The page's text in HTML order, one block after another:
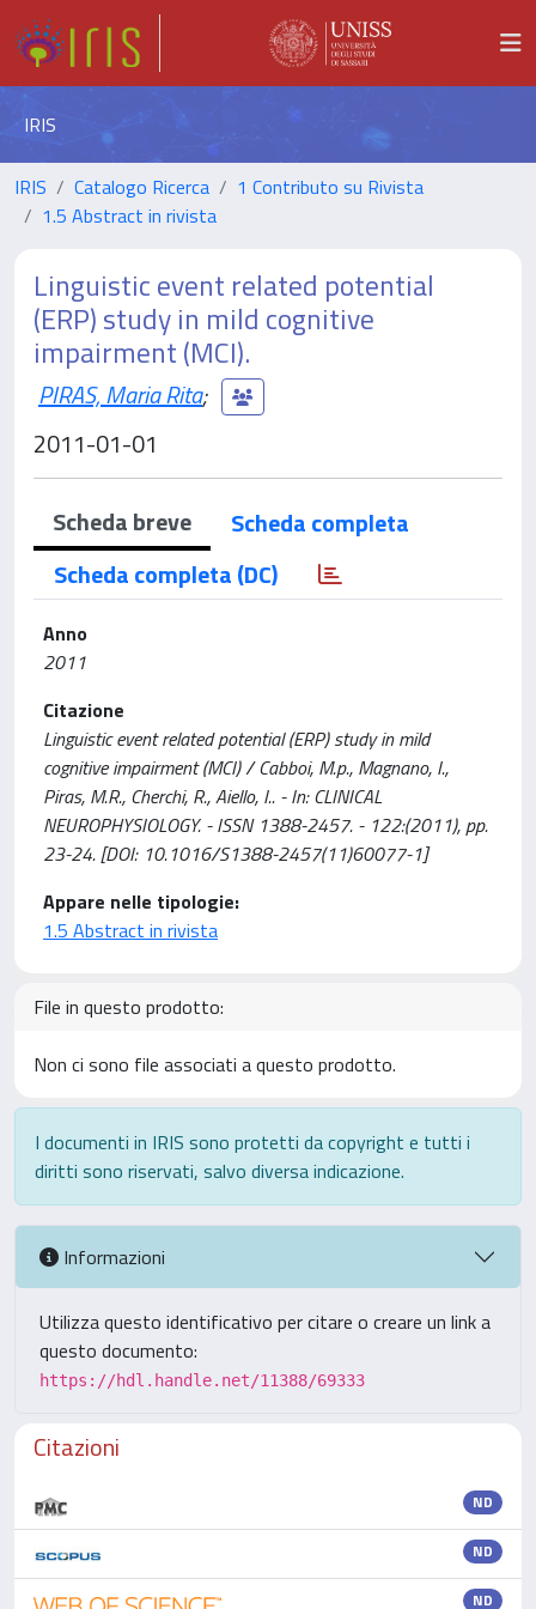
IRIS
IRIS Catalogo Ricerca
1 Contributo su Rivista
1.5 Abstract in rivista
Linguistic event related potential
(ERP) study in mild cognitive
impairment (MCI).
PIRAS, Maria Rita;
2011-01-01
Scheda breve
Scheda completa
Scheda completa (DC)
Anno
2011
Citazione
Linguistic event related potential (ERP) study in mild
cognitive impairment (MCI) / Cabboi, M.p., Magnano, I.,
Piras, M.R., Cherchi, R., Aiello, I.. - In: CLINICAL
NEUROPHYSIOLOGY. - ISSN 1388-2457. - 122:(2011), pp.
23-24. [DOI: 10.1016/S1388-2457(11)60077-1]
Appare nelle tipologie:
1.5 Abstract in rivista
File in questo prodotto:
Non ci sono file associati a questo prodotto.
I documenti in IRIS sono protetti da copyright e tutti i
diritti sono riservati, salvo diversa indicazione.
Informazioni
Utilizza questo identificativo per citare o creare un link a
questo documento:
https://hdl.handle.net/11388/69333
Citazioni
ND
ND
ND